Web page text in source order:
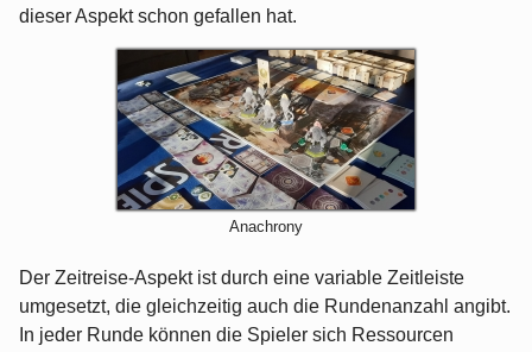
dieser Aspekt schon gefallen hat.
Anachrony
Der Zeitreise-Aspekt ist durch eine variable Zeitleiste
umgesetzt, die gleichzeitig auch die Rundenanzahl angibt.
In jeder Runde können die Spieler sich Ressourcen